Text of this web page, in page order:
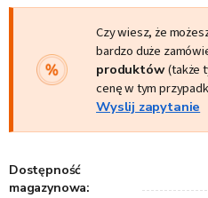
Czy wiesz, że
bardzo duże
produktów(także
cenę w tym
Wyslij zapytanie
Dostępność
magazynowa: